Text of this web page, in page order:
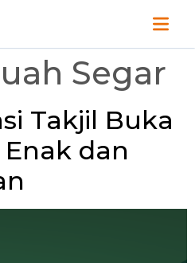
Segar
Takjil Buka
dan